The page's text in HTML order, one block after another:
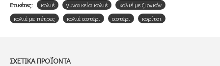
Ετικέτες: κολιέ γυναικεία κολιέ
κολιέ με ζιργκόν
κολιέ με πέτρες
κολιέ αστέρι αστέρι κορίτσι
ΣΧΕΤΙΚΑ ΠΡΟΪΟΝΤΑ